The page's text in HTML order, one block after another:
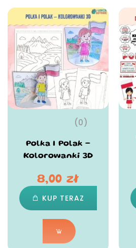
(0)
Polka I Polak –
Kolorowanki 3D
8,00 zł
KUP TERAZ